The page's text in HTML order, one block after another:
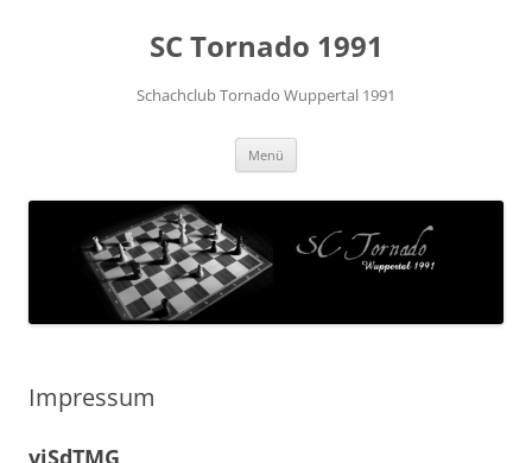
SC Tornado 1991
Schachclub Tornado Wuppertal 1991
Menü
Impressum
viSdTMG